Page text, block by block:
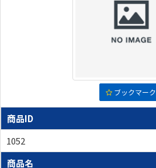
ブックマーク
商品ID
1052
商品名